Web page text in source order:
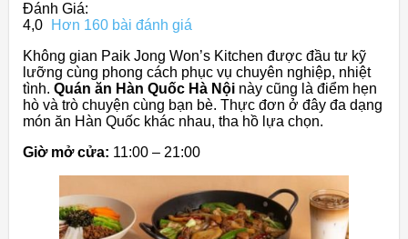
Đánh Giá:
4,0
Hơn 160 bài đánh giá
Không gian Paik Jong Won’s Kitchen được đầu tư kỹ
lưỡng cùng phong cách phục vụ chuyên nghiệp, nhiệt
tình. Quán ăn Hàn Quốc Hà Nội này cũng là điểm hẹn
hò và trò chuyện cùng bạn bè. Thực đơn ở đây đa dạng
món ăn Hàn Quốc khác nhau, tha hồ lựa chọn.
Giờ mở cửa: 11:00 – 21:00